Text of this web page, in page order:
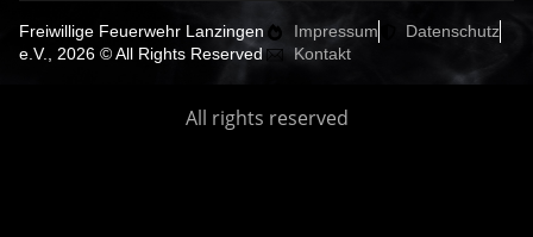
Freiwillige Feuerwehr Lanzingen
e.V., 2026 © All Rights Reserved
Impressum
Datenschutz
Kontakt
All rights reserved